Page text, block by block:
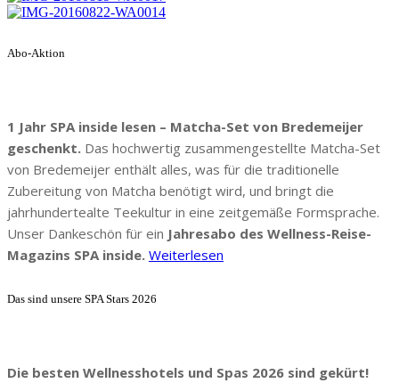
Abo-Aktion
1 Jahr SPA inside lesen – Matcha-Set von Bredemeijer
geschenkt. Das hochwertig zusammengestellte Matcha-Set
von Bredemeijer enthält alles, was für die traditionelle
Zubereitung von Matcha benötigt wird, und bringt die
jahrhundertealte Teekultur in eine zeitgemäße Formsprache.
Unser Dankeschön für ein Jahresabo des Wellness-Reise-
Magazins SPA inside. Weiterlesen
Das sind unsere SPA Stars 2026
Die besten Wellnesshotels und Spas 2026 sind gekürt!